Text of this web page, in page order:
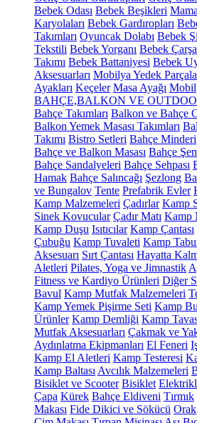
Bebek Odası Bebek Beşikleri
Karyolaları Bebek Gardıropları
Takımları Oyuncak Dolabı Bebek
Tekstili Bebek Yorganı Bebek
Takımı Bebek Battaniyesi Bebek
Aksesuarları Mobilya Yedek
Ayakları Keçeler Masa Ayağı
BAHÇE,BALKON VE
Bahçe Takımları Balkon ve Bahçe
Balkon Yemek Masası Takımları
Takımı Bistro Setleri Bahçe Minderi
Bahçe ve Balkon Masası Bahçe
Bahçe Sandalyeleri Bahçe Sehpası
Hamak Bahçe Salıncağı Şezlong
ve Bungalov Tente Prefabrik Evler
Kamp Malzemeleri Çadırlar Kamp
Sinek Kovucular Çadır Matı Kamp
Kamp Duşu Isıtıcılar Kamp Çantası
Çubuğu Kamp Tuvaleti Kamp
Aksesuarı Sırt Çantası Hayatta
Aletleri Pilates, Yoga ve Jimnastik
Fitness ve Kardiyo Ürünleri Diğer
Bavul Kamp Mutfak Malzemeleri
Kamp Yemek Pişirme Seti Kamp
Ürünler Kamp Demliği Kamp
Mutfak Aksesuarları Çakmak ve
Aydınlatma Ekipmanları El Feneri
Kamp El Aletleri Kamp Testeresi
Kamp Baltası Avcılık Malzemeleri
Bisiklet ve Scooter Bisiklet
Çapa Kürek Bahçe Eldiveni Tırmık
Makası Fide Dikici ve Sökücü Orak